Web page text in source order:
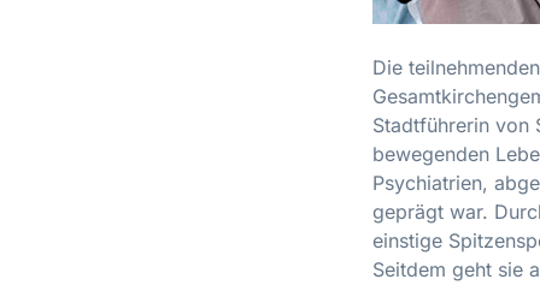
Die
Stadtführerin von
bewegenden
Psychiatrien,
geprägt war.
einstige
Seitdem geht sie